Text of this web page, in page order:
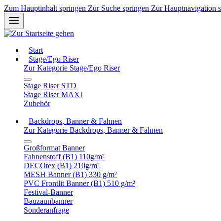
Zum Hauptinhalt springen Zur Suche springen Zur Hauptnavigation
Start
Stage/Ego Riser
Zur Kategorie Stage/Ego Riser
Stage Riser STD
Stage Riser MAXI
Zubehör
Backdrops, Banner & Fahnen
Zur Kategorie Backdrops, Banner & Fahnen
Großformat Banner
Fahnenstoff (B1) 110g/m²
DECOtex (B1) 210g/m²
MESH Banner (B1) 330 g/m²
PVC Frontlit Banner (B1) 510 g/m²
Festival-Banner
Bauzaunbanner
Sonderanfrage